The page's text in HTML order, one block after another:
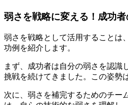
弱さを戦略に変える！成功
弱さを戦略として活用することは
功例を紹介します。
まず、成功者は自分の弱さを認識
挑戦を続けてきました。この姿勢
次に、弱さを補完するためのチー